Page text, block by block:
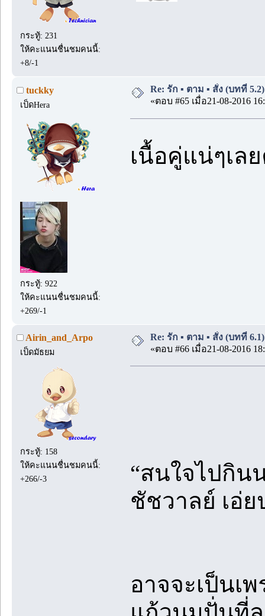
กระทู้: 231
ให้คะแนนชื่นชมคนนี้:
+8/-1
tuckky
เป็ดHera
กระทู้: 922
ให้คะแนนชื่นชมคนนี้:
+269/-1
Re: รัก ▪️ ตาม ▪️ สั่ง (บทที่ 5.2)
«ตอบ #65 เมื่อ21-08-2016
เนื้อคู่แน่ๆเล
Airin_and_Arpo
เป็ดมัธยม
กระทู้: 158
ให้คะแนนชื่นชมคนนี้:
+266/-3
Re: รัก ▪️ ตาม ▪️ สั่ง (บทที่ 6.1)
«ตอบ #66 เมื่อ21-08-2016
“สนใจไปกิน
ชัชวาลย์ เอ่
อาจจะเป็นเ